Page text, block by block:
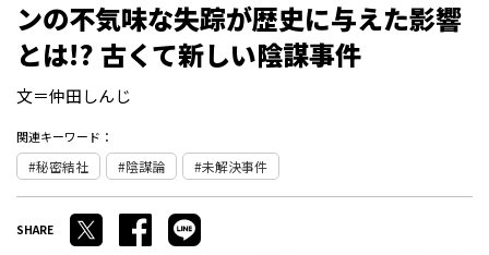
ンの不気味な失踪が歴史に与えた影響
とは!? 古くて新しい陰謀事件
文＝仲田しんじ
関連キーワード：
秘密結社 陰謀論 未解決事件